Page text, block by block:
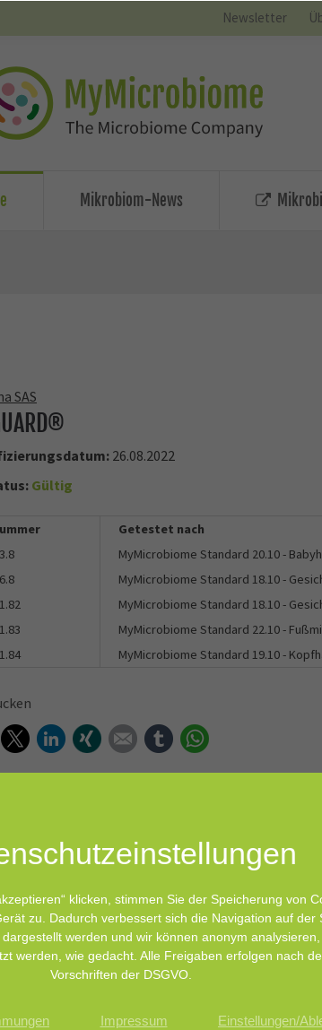
Newsletter
Mikrobiom-News
SAS
26.08.2022
Gültig
Getestet nach
MyMicrobiome Standard 20.10 -
MyMicrobiome Standard 18.10 -
MyMicrobiome Standard 18.10 -
MyMicrobiome Standard 22.10 -
MyMicrobiome Standard 19.10 -
FacebookTwitterLinkedInXing E-mail tumblr
- UPS system- autophagy
klicken, stimmen Sie der Speicherung von
zu. Dadurch verbessert sich die Navigation auf der
werden und wir können anonym
werden, wie gedacht. Alle Freigaben erfolgen nach
Vorschriften der DSGVO.
Impressum Einstellungen/